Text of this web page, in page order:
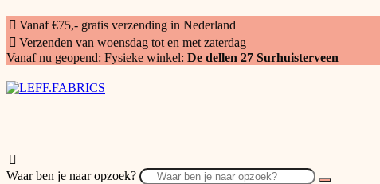
Vanaf €75,- gratis verzending in Nederland
Verzenden van woensdag tot en met zaterdag
Vanaf nu geopend: Fysieke winkel: De dellen 27 Surhuisterveen
Waar ben je naar opzoek?